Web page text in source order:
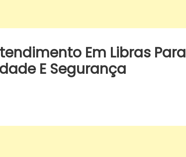
Em Libras Para
E Segurança